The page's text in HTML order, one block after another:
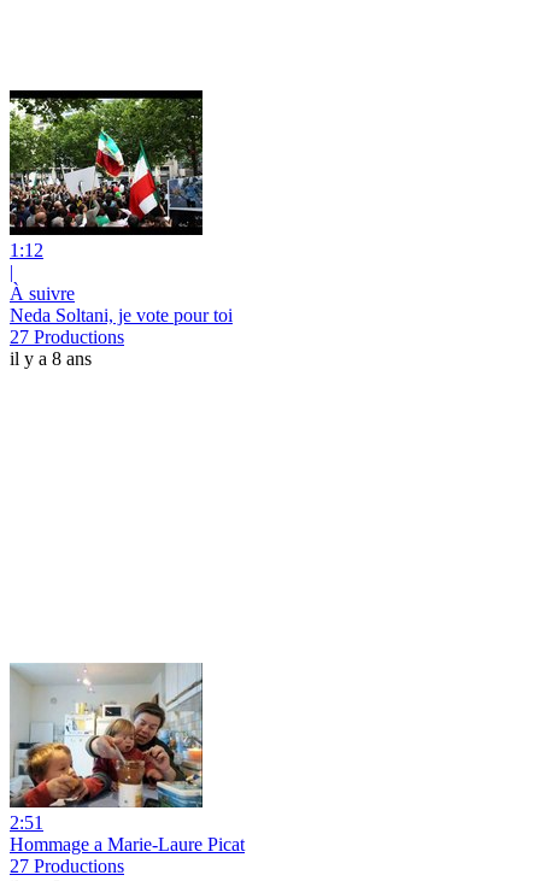
1:12
|
À suivre
Neda Soltani, je vote pour toi
27 Productions
il y a 8 ans
2:51
Hommage a Marie-Laure Picat
27 Productions